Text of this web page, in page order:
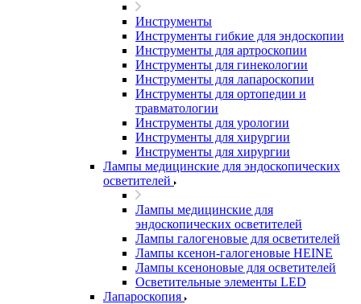
Инструменты
Инструменты гибкие для эндоскопии
Инструменты для артроскопии
Инструменты для гинекологии
Инструменты для лапароскопии
Инструменты для ортопедии и
травматологии
Инструменты для урологии
Инструменты для хирургии
Инструменты для хирургии
Лампы медицинские для эндоскопических
осветителей
Лампы медицинские для
эндоскопических осветителей
Лампы галогеновые для осветителей
Лампы ксенон-галогеновые HEINE
Лампы ксеноновые для осветителей
Осветительные элементы LED
Лапароскопия